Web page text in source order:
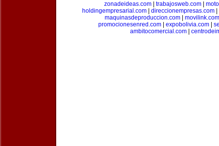
zonadeideas.com
trabajosweb.com
holdingempresarial.com
direccionempresas.com
maquinasdeproduccion.com
movilink.com
promocionesenred.com| expobolivia.com|
ambitocomercial.com